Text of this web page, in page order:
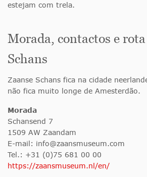
estejam com trela.
Morada, contactos e
Schans
Zaanse Schans fica na cidade
não fica muito longe de Amesterdão.
Morada
Schansend 7
1509 AW Zaandam
E-mail: info@zaansmuseum.com
Tel.: +31 (0)75 681 00 00
https://zaansmuseum.nl/en/